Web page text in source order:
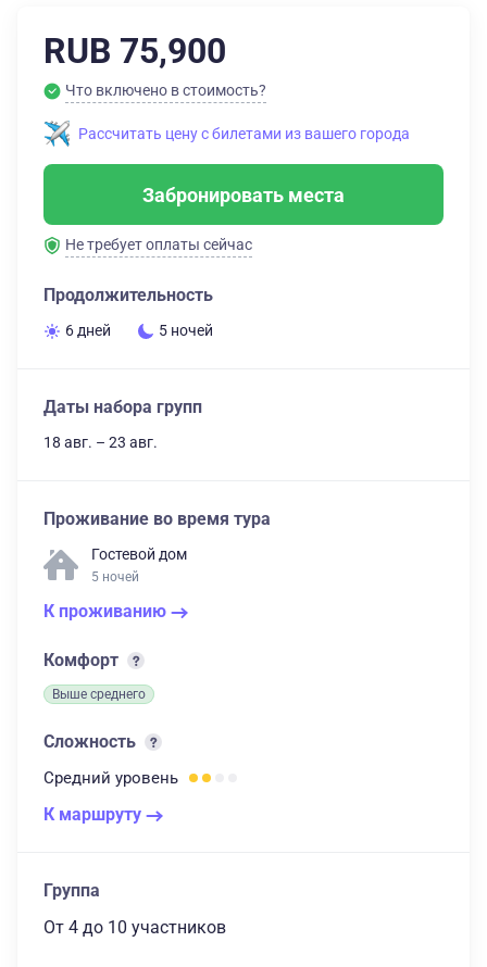
RUB 75,900
Что включено в стоимость?
Рассчитать цену с билетами из вашего города
Забронировать места
Не требует оплаты сейчас
Продолжительность
6 дней 5 ночей
Даты набора групп
18 авг. – 23 авг.
Проживание во время тура
Гостевой дом
5 ночей
К проживанию
Комфорт
Выше среднего
Сложность
Средний уровень
К маршруту
Группа
От 4 до 10 участников